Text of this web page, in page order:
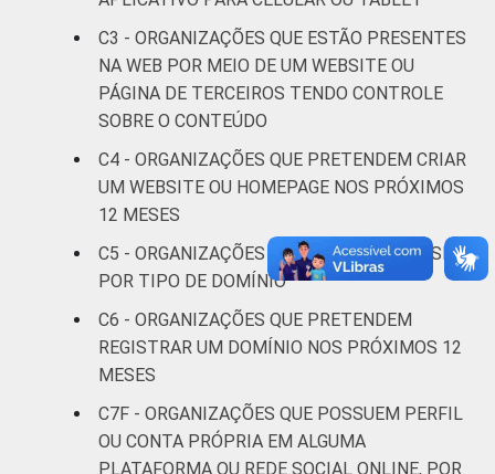
Saúde e
assistência
social
29 45
Habitação e
Outros 49 38
Fonte: CGI.br/NIC.br, Centro Regional de
Estudos para o Desenvolvimento da
Sociedade da Informação (Cetic.br),
Pesquisa sobre o uso das tecnologias de
informação e comunicação nas organizações
sem fins lucrativos brasileiras - TIC
Organizações Sem Fins Lucrativos 2022.
*Domínios referentes a registros genéricos
como net, net.br e coop.br juntamente com
C3 - ORGANIZAÇÕES QUE ESTÃO PRESENTES
NA WEB POR MEIO DE UM WEBSITE OU
PÁGINA DE TERCEIROS TENDO CONTROLE
SOBRE O CONTEÚDO
C4 - ORGANIZAÇÕES QUE PRETENDEM CRIAR
UM WEBSITE OU HOMEPAGE NOS PRÓXIMOS
12 MESES
C5 - ORGANIZAÇÕES QUE POSSUEM WEBSITE,
POR TIPO DE DOMÍNIO
C6 - ORGANIZAÇÕES QUE PRETENDEM
REGISTRAR UM DOMÍNIO NOS PRÓXIMOS 12
MESES
C7F - ORGANIZAÇÕES QUE POSSUEM PERFIL
OU CONTA PRÓPRIA EM ALGUMA
PLATAFORMA OU REDE SOCIAL ONLINE, POR